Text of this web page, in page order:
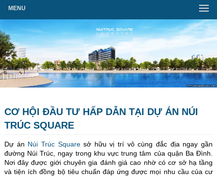
MENU
CƠ HỘI ĐẦU TƯ HẤP DẪN TẠI DỰ ÁN NÚI
TRÚC SQUARE
Dự án Núi Trúc Squaresở hữu vị trí vô cùng đắc địa ngay gần
đường Núi Trúc, ngay trong khu vực trung tâm của quận Ba Đình.
Nơi đây được giới chuyên gia đánh giá cao nhờ có cơ sở hạ tầng
và tiện ích đồng bộ tiêu chuẩn đáp ứng được mọi nhu cầu của cư